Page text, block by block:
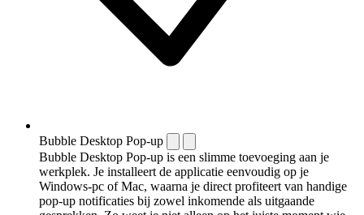
Bubble Desktop Pop-up
Bubble Desktop Pop-up is een slimme toevoeging aan je
werkplek. Je installeert de applicatie eenvoudig op je
Windows-pc of Mac, waarna je direct profiteert van handige
pop-up notificaties bij zowel inkomende als uitgaande